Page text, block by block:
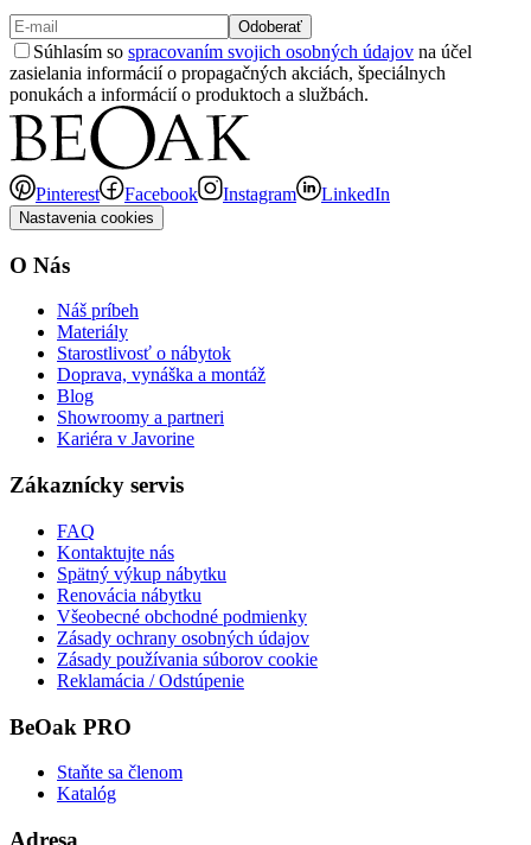
Odoberať
Súhlasím so spracovaním svojich osobných údajov na účel
zasielania informácií o propagačných akciách, špeciálnych
ponukách a informácií o produktoch a službách.
Pinterest Facebook Instagram LinkedIn
Nastavenia cookies
O Nás
Náš príbeh
Materiály
Starostlivosť o nábytok
Doprava, vynáška a montáž
Blog
Showroomy a partneri
Kariéra v Javorine
Zákaznícky servis
FAQ
Kontaktujte nás
Spätný výkup nábytku
Renovácia nábytku
Všeobecné obchodné podmienky
Zásady ochrany osobných údajov
Zásady používania súborov cookie
Reklamácia / Odstúpenie
BeOak PRO
Staňte sa členom
Katalóg
Adresa